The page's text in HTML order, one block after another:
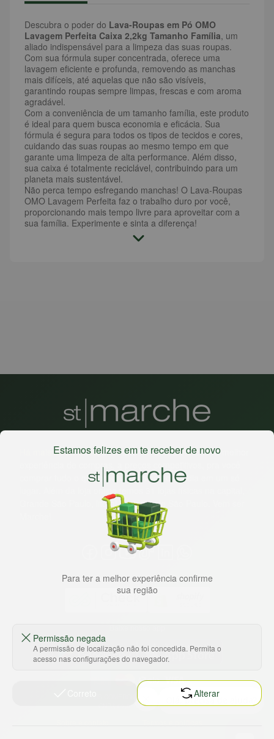
Descubra o poder do Lava-Roupas em Pó OMO
Lavagem Perfeita Caixa 2,2kg Tamanho Família, um
aliado indispensável para a limpeza das suas roupas.
Com sua fórmula super concentrada, oferece uma
lavagem eficiente e profunda, removendo as manchas
mais difíceis, até aquelas que não são visíveis,
garantindo roupas sempre limpas, frescas e com aroma
agradável.
Com a conveniência de um tamanho família, este produto
é ideal para quem busca economia e eficácia. Sua
fórmula é segura para todos os tipos de tecidos e cores,
cuidando das suas roupas ao mesmo tempo em que
garante uma limpeza de alta performance. Além disso,
sua caixa é totalmente reciclável, contribuindo para um
planeta mais sustentável.
Não perca tempo esfregando manchas! O Lava-Roupas
OMO Lavagem Perfeita faz o trabalho duro por você,
proporcionando mais tempo livre para aproveitar com a
sua família. Experimente e sinta a diferença!
Há mais de 22 anos, o St. Marche busca oferecer a melhor
experiência de compras, a preços competitivos, pra você
comprar tudo o que precisa para seu dia a dia em um só
lugar. Além da loja online temos 31 lojas físicas na capital,
Grande São Paulo, litoral e interior de São Paulo. Vem ser
HORTUS COMERCIO DE ALIMENTOS S.A
CNPJ: 09.000.493/0002-15
Estamos felizes em te receber de novo
Para ter a melhor experiência confirme
sua região
Permissão negada
A permissão de localização não foi concedida. Permita o
acesso nas configurações do navegador.
Alterar